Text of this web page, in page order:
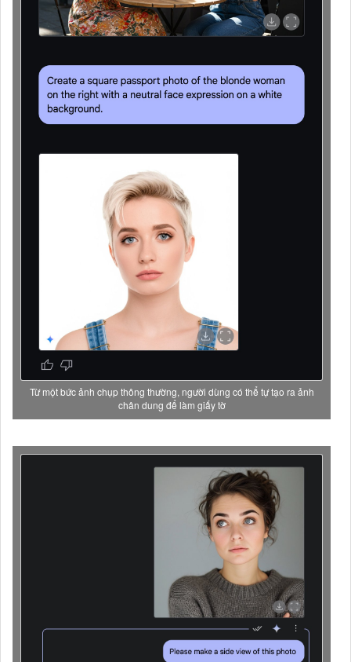
Từ một bức ảnh chụp thông thường, người dùng có thể tự tạo ra ảnh
chân dung để làm giấy tờ